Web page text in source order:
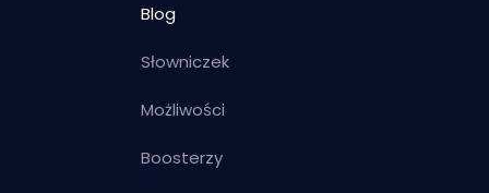
Blog
Słowniczek
Możliwości
Boosterzy